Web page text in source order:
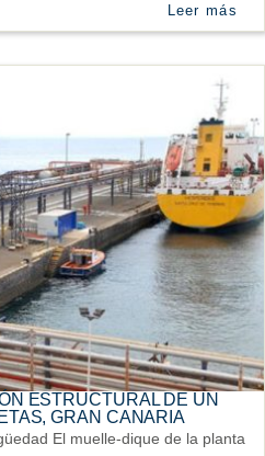
Leer más
ESTRUCTURAL DE UN
GRAN CANARIA
El muelle-dique de la planta